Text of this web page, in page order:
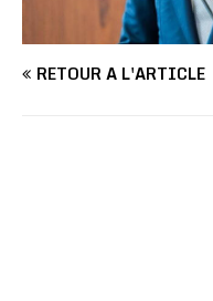
RETOUR À L'ARTICLE